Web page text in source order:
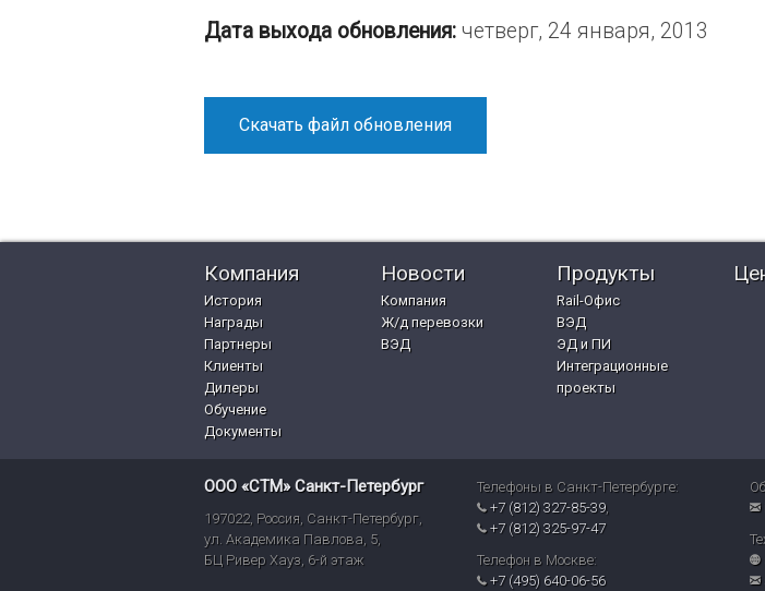
Документы
Дата выхода обновления: четверг, 24 января, 2013
Скачать файл обновления
Компания
История
Награды
Партнеры
Клиенты
Дилеры
Обучение
Документы
Новости
Компания
Ж/д перевозки
ВЭД
Продукты
Rail-Офис
ВЭД
ЭД и ПИ
Интеграционные
проекты
ООО «СТМ» Санкт-Петербург
197022, Россия Санкт-Петербург
ул. Академика Павлова, 5,
БЦ Ривер Хауз 6-й этаж
Телефоны в Санкт-Петербурге:
+7 (812) 327-85-39,
+7 (812) 325-97-47
Телефон в Москве:
+7 (495) 640-06-56